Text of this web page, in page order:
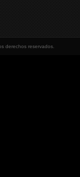
derechos reservados.